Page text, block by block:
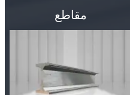
مقاطع